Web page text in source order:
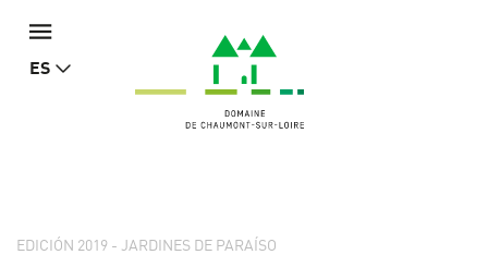
ES
EDICIÓN 2019 - JARDINES DE PARAÍSO